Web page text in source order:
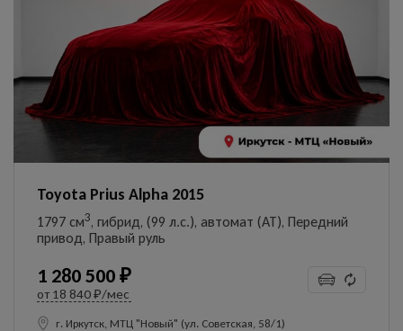
Toyota Prius Alpha 2015
1797 см3, гибрид, (99 л.с.), автомат (AT), Передний
привод, Правый руль
1 280 500 ₽
от 18 840 ₽/мес
г. Иркутск, МТЦ "Новый" (ул. Советская, 58/1)